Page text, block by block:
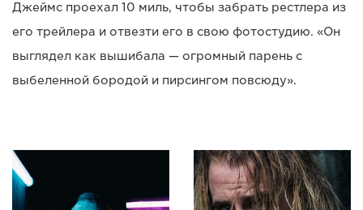
Джеймс проехал 10 миль, чтобы забрать рестлера из
его трейлера и отвезти его в свою фотостудию. «Он
выглядел как вышибала — огромный парень с
выбеленной бородой и пирсингом повсюду».